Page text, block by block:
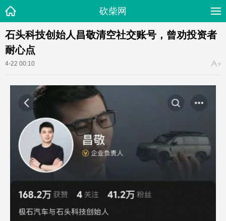
砍柴网
石头科技创始人昌敬清空社交账号，曾劝投资者
耐心点
4-22 00:10